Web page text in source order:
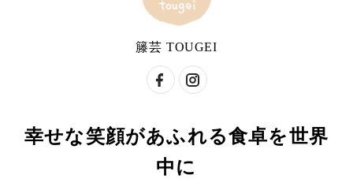
籐芸 TOUGEI
幸せな笑顔があふれる食卓を世界
中に